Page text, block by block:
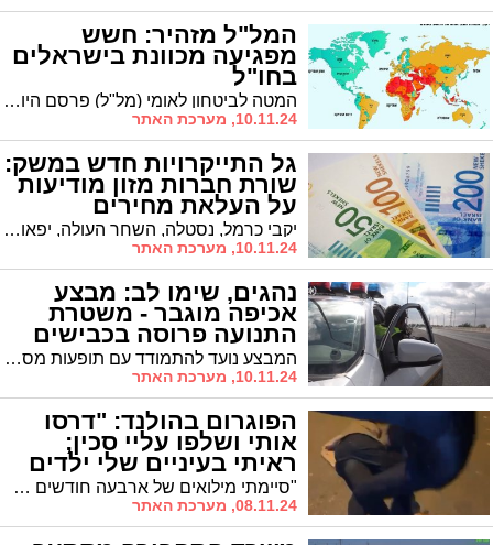
המל"ל מזהיר: חשש
מפגיעה מכוונת בישראלים
בחו"ל
המטה לביטחון לאומי (מל"ל) פרסם היום (ראשון) אזהרה חמורה לישראלים השוהים בחו"ל, על רקע התגברות האיומים מצד פעילים פרו-פלסטינים ותומכי טרור
10.11.24, מערכת האתר
גל התייקרויות חדש במשק:
שורת חברות מזון מודיעות
על העלאת מחירים
יקבי כרמל, נסטלה, השחר העולה, יפאורה ומי עדן מצטרפות לגל התייקרויות חדש במשק הישראלי.
10.11.24, מערכת האתר
נהגים, שימו לב: מבצע
אכיפה מוגבר - משטרת
התנועה פרוסה בכבישים
המבצע נועד להתמודד עם תופעות מסכנות חיים בכבישים. שוטרי התנועה פרוסים בצירים המרכזיים ומבצעים אכיפה "ממוקדת ונחושה", כלשון המשטרה.
10.11.24, מערכת האתר
הפוגרום בהולנד: "דרסו
אותי ושלפו עליי סכין;
ראיתי בעיניים שלי ילדים
חוטפים מכות" "סיימתי מילואים של ארבעה חודשים בעזה, ומה שחוויתי כאן לא פחות מפחיד", שיחזר אוהד בן 30 את רגעי האימה. "דרסו אותי ושלפו עליי סכין. ראיתי בעיניים שלי ילדים חוטפים מכות. הכל היה מאורגן מראש, והמשטרה כאן הפקירה אותנו"
08.11.24, מערכת האתר